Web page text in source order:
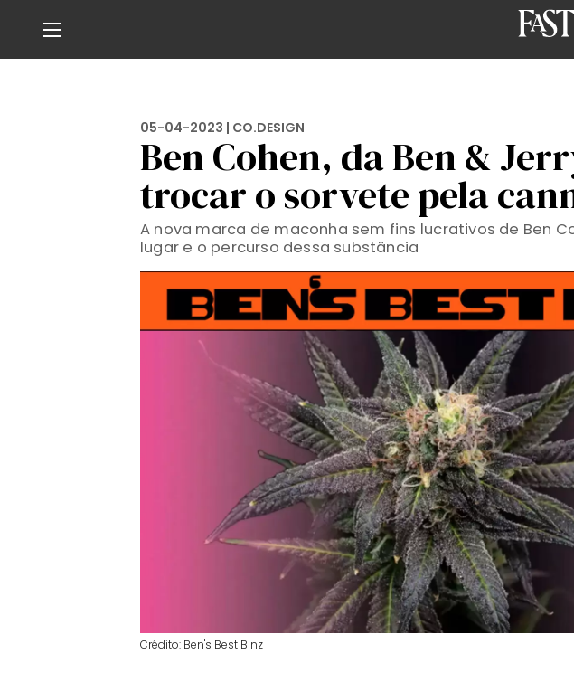
05-04-2023 | CO.DESIGN
Ben Cohen, da Ben &
trocar o sorvete pela
A nova marca de maconha sem fins lucrativos de Ben
lugar e o percurso dessa substância
Crédito: Ben's Best Blnz